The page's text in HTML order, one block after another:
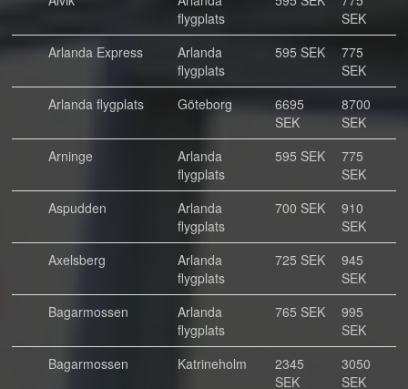
flygplats
SEK
Arlanda Express
Arlanda
flygplats
595 SEK
775
SEK
Arlanda flygplats
Göteborg
6695
SEK
8700
SEK
Arninge
Arlanda
flygplats
595 SEK
775
SEK
Aspudden
Arlanda
flygplats
700 SEK
910
SEK
Axelsberg
Arlanda
flygplats
725 SEK
945
SEK
Bagarmossen
Arlanda
flygplats
765 SEK
995
SEK
Bagarmossen
Katrineholm
2345
SEK
3050
SEK